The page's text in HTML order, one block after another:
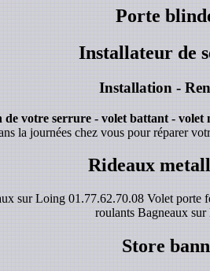
Porte
Installateur de
Installation -
votre serrure - volet battant - volet
la journées chez vous pour réparer
Rideaux
sur Loing 01.77.62.70.08 Volet
roulants Bagneaux
Store